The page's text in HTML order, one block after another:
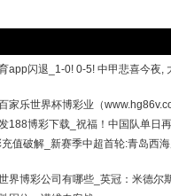
app闪退_1-0! 0-5! 中甲悲喜今夜,
家乐世界杯博彩业（
188博彩下载_祝福！中国队单日
值破解_新赛季中超首轮:青岛西
界博彩公司有哪些_英冠：米德尔